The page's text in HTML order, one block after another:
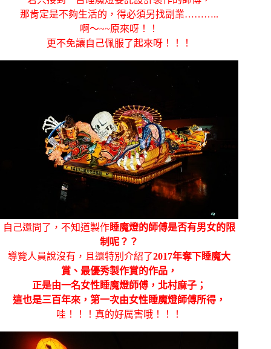
那肯定是不夠生活的，得必須另找副業………..
啊～~~原來呀！！
更不免讓自己佩服了起來呀！！！
自己還問了，不知道製作睡魔燈的師傅是否有男女的限
制呢？？
導覽人員說沒有，且還特別介紹了2017年奪下睡魔大
賞、最優秀製作賞的作品，
正是由一名女性睡魔燈師傅，北村麻子；
這也是三百年來，第一次由女性睡魔燈師傅所得，
哇！！！真的好厲害哦！！！